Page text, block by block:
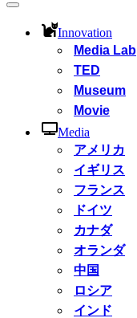
ナ
Innovation
Media Lab
TED
Museum
Movie
Media
アメリカ
イギリス
フランス
ドイツ
カナダ
オランダ
中国
ロシア
インド